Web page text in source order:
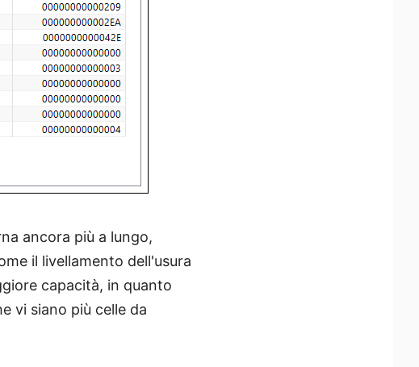
ancora più a lungo,
il livellamento dell'usura
capacità, in quanto
vi siano più celle da